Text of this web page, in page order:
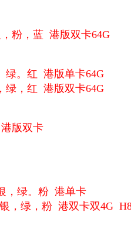
粉，蓝 港版双卡64G
绿。红 港版单卡64G
绿，红 港版双卡64G
版双卡
。粉 港单卡
绿，粉 港双卡双4G